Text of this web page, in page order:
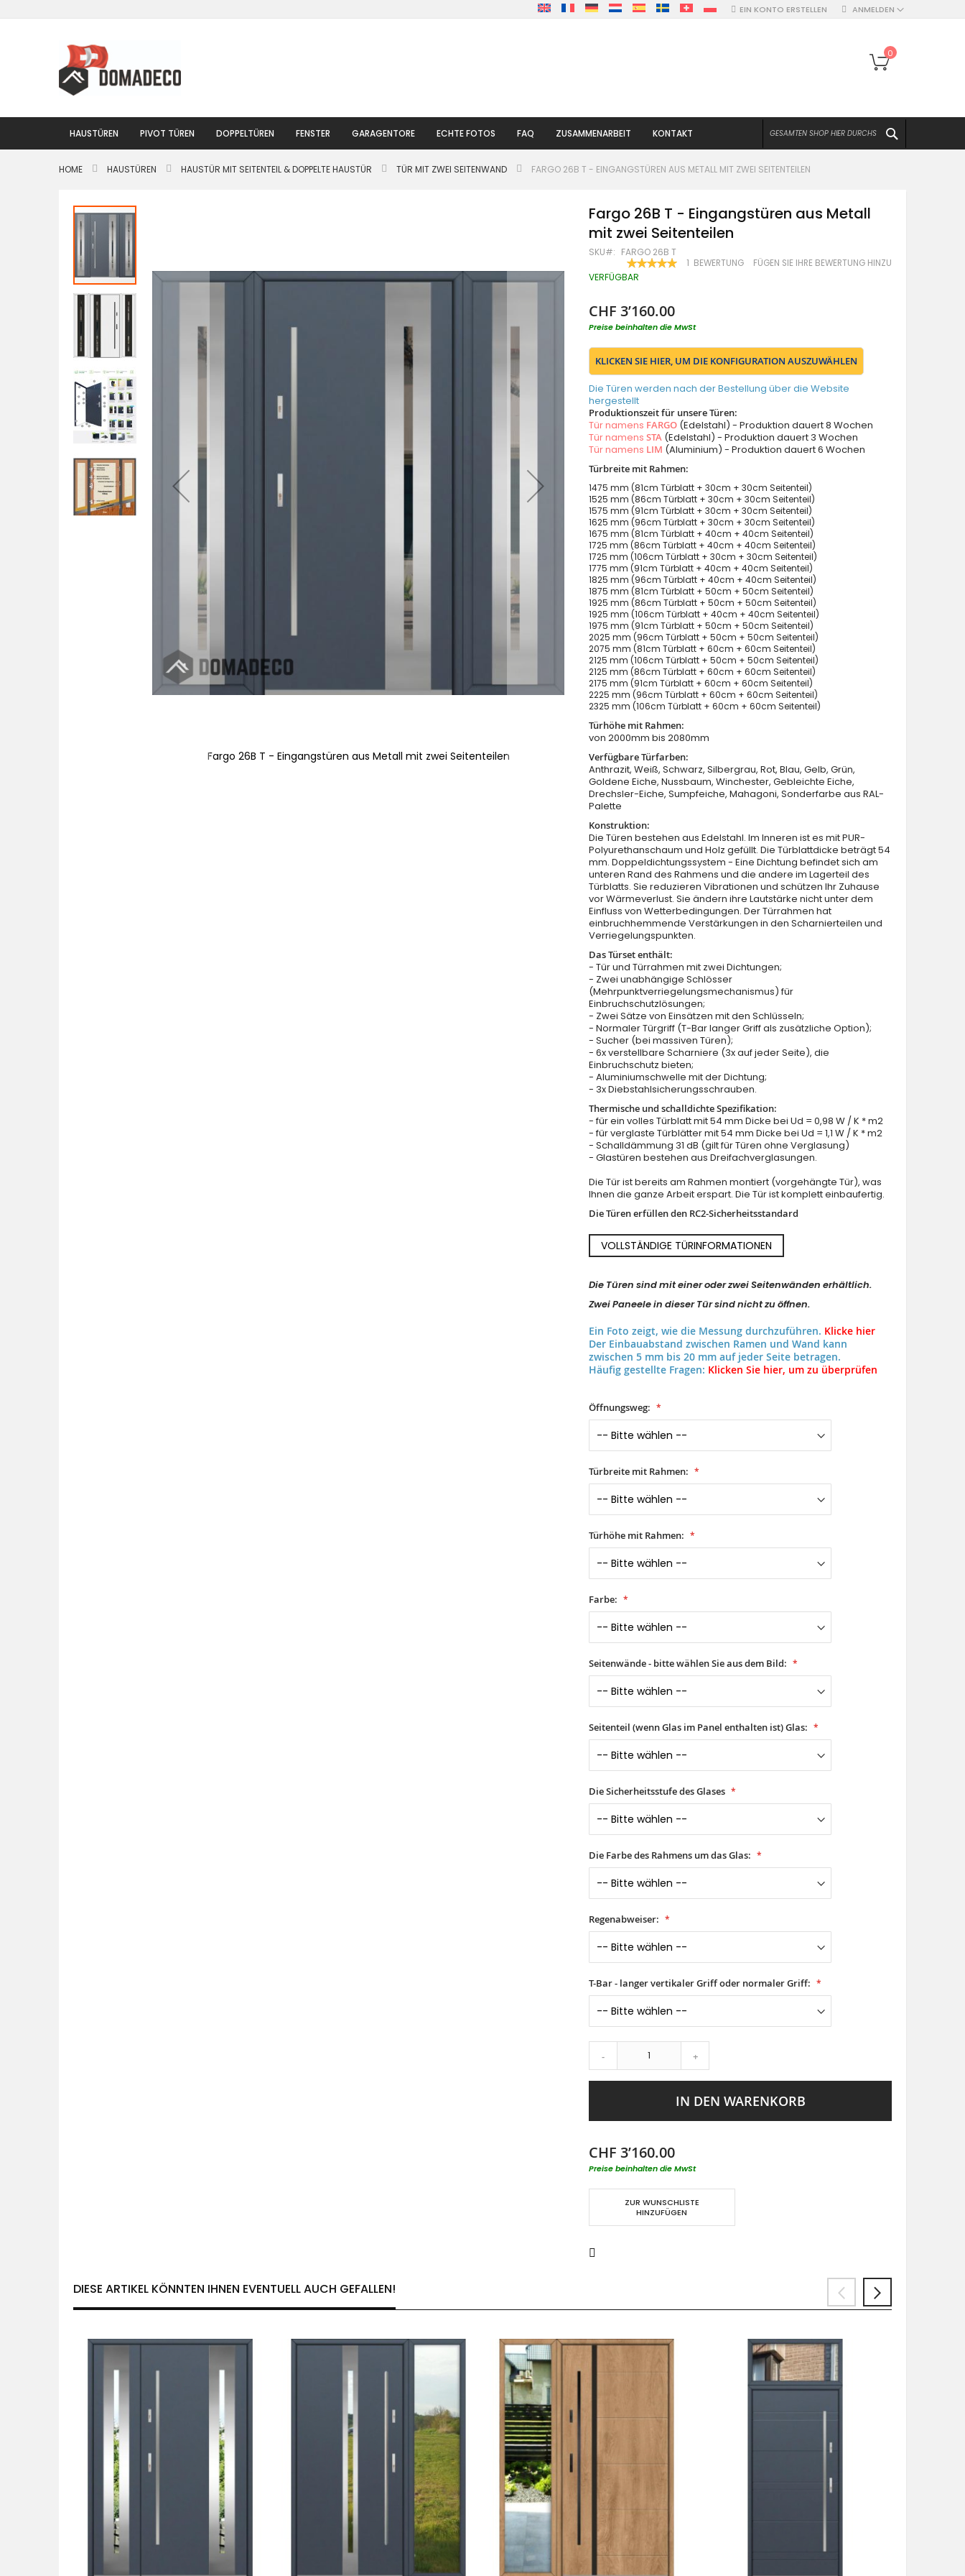
Inhalt
ANMELDEN
EIN KONTO ERSTELLEN
Mein
0
HAUSTÜREN PIVOT TÜREN DOPPELTÜREN FENSTER GARAGENTORE ECHTE FOTOS FAQ ZUSAMMENARBEIT KONTAKT
HOME HAUSTÜREN HAUSTÜR MIT SEITENTEIL & DOPPELTE HAUSTÜR TÜR MIT ZWEI SEITENWAND FARGO 26B T - EINGANGSTÜREN AUS METALL MIT ZWEI SEITENTEILEN
Zum
Ende
Bildgalerie
springen
Fargo 26B T - Eingangstüren aus Metall mit zwei Seitenteilen Fargo 26B T - Eingangstüren aus Metall mit zwei
Fargo 26B T - Eingangstüren aus Metall
mit zwei Seitenteilen
SKU FARGO 26B T
BEWERTUNG:
100
% OF 100
1 BEWERTUNG FÜGEN SIE IHRE BEWERTUNG HINZU
VERFÜGBAR
CHF 3’160.00
Preise beinhalten die MwSt
KLICKEN SIE HIER, UM DIE KONFIGURATION AUSZUWÄHLEN
Die Türen werden nach der Bestellung über die Website
hergestellt
Produktionszeit für unsere Türen:
Tür namens FARGO (Edelstahl) - Produktion dauert 8 Wochen
Tür namensSTA (Edelstahl) - Produktion dauert 3 Wochen
Tür namens LIM (Aluminium) - Produktion dauert 6 Wochen
Türbreite mit Rahmen:
1475 mm (81cm Türblatt + 30cm + 30cm Seitenteil)
1525 mm (86cm Türblatt + 30cm + 30cm Seitenteil)
1575 mm (91cm Türblatt + 30cm + 30cm Seitenteil)
1625 mm (96cm Türblatt + 30cm + 30cm Seitenteil)
1675 mm (81cm Türblatt + 40cm + 40cm Seitenteil)
1725 mm (86cm Türblatt + 40cm + 40cm Seitenteil)
1725 mm (106cm Türblatt + 30cm + 30cm Seitenteil)
1775 mm (91cm Türblatt + 40cm + 40cm Seitenteil)
1825 mm (96cm Türblatt + 40cm + 40cm Seitenteil)
1875 mm (81cm Türblatt + 50cm + 50cm Seitenteil)
1925 mm (86cm Türblatt + 50cm + 50cm Seitenteil)
1925 mm (106cm Türblatt + 40cm + 40cm Seitenteil)
1975 mm (91cm Türblatt + 50cm + 50cm Seitenteil)
2025 mm (96cm Türblatt + 50cm + 50cm Seitenteil)
2075 mm (81cm Türblatt + 60cm + 60cm Seitenteil)
2125 mm (106cm Türblatt + 50cm + 50cm Seitenteil)
2125 mm (86cm Türblatt + 60cm + 60cm Seitenteil)
2175 mm (91cm Türblatt + 60cm + 60cm Seitenteil)
2225 mm (96cm Türblatt + 60cm + 60cm Seitenteil)
2325 mm (106cm Türblatt + 60cm + 60cm Seitenteil)
Türhöhe mit Rahmen:
von 2000mm bis 2080mm
Verfügbare Türfarben:
Anthrazit, Weiß, Schwarz, Silbergrau, Rot, Blau, Gelb, Grün,
Goldene Eiche, Nussbaum, Winchester, Gebleichte Eiche,
Drechsler-Eiche, Sumpfeiche, Mahagoni, Sonderfarbe aus RAL-
Palette
Konstruktion:
Die Türen bestehen aus Edelstahl. Im Inneren ist es mit PUR-
Polyurethanschaum und Holz gefüllt. Die Türblattdicke beträgt 54
mm. Doppeldichtungssystem - Eine Dichtung befindet sich am
unteren Rand des Rahmens und die andere im Lagerteil des
Türblatts. Sie reduzieren Vibrationen und schützen Ihr Zuhause
vor Wärmeverlust. Sie ändern ihre Lautstärke nicht unter dem
Einfluss von Wetterbedingungen. Der Türrahmen hat
einbruchhemmende Verstärkungen in den Scharnierteilen und
Verriegelungspunkten.
Das Türset enthält:
- Tür und Türrahmen mit zwei Dichtungen;
- Zwei unabhängige Schlösser
(Mehrpunktverriegelungsmechanismus) für
Einbruchschutzlösungen;
- Zwei Sätze von Einsätzen mit den Schlüsseln;
- Normaler Türgriff (T-Bar langer Griff als zusätzliche Option);
- Sucher (bei massiven Türen);
- 6x verstellbare Scharniere (3x auf jeder Seite), die
Einbruchschutz bieten;
- Aluminiumschwelle mit der Dichtung;
- 3x Diebstahlsicherungsschrauben.
Thermische und schalldichte Spezifikation:
- für ein volles Türblatt mit 54 mm Dicke bei Ud = 0,98 W / K * m2
- für verglaste Türblätter mit 54 mm Dicke bei Ud = 1,1 W / K * m2
- Schalldämmung 31 dB (gilt für Türen ohne Verglasung)
- Glastüren bestehen aus Dreifachverglasungen.
Die Tür ist bereits am Rahmen montiert (vorgehängte Tür), was
Ihnen die ganze Arbeit erspart. Die Tür ist komplett einbaufertig.
Die Türen erfüllen den RC2-Sicherheitsstandard
VOLLSTÄNDIGE TÜRINFORMATIONEN
Die Türen sind mit einer oder zwei Seitenwänden erhältlich.
Zwei Paneele in dieser Tür sind nicht zu öffnen.
Ein Foto zeigt, wie die Messung durchzuführen. Klicke hier
Der Einbauabstand zwischen Ramen und Wand kann
zwischen 5 mm bis 20 mm auf jeder Seite betragen.
Häufig gestellte Fragen: Klicken Sie hier, um zu überprüfen
Öffnungsweg:
Türbreite mit Rahmen:
Türhöhe mit Rahmen:
Farbe:
Seitenwände - bitte wählen Sie aus dem Bild:
Seitenteil (wenn Glas im Panel enthalten ist) Glas:
Die Sicherheitsstufe des Glases
Die Farbe des Rahmens um das Glas:
Regenabweiser:
T-Bar - langer vertikaler Griff oder normaler Griff:
- +
IN DEN WARENKORB
CHF 3’160.00
Preise beinhalten die MwSt
ZUR WUNSCHLISTE
HINZUFÜGEN
DIESE ARTIKEL KÖNNTEN IHNEN EVENTUELL AUCH GEFALLEN!